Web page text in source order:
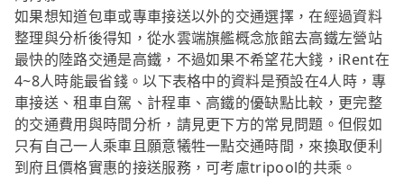
如果想知道包車或專車接送以外的交通選擇，在經過資料
整理與分析後得知，從水雲端旗艦概念旅館去高鐵左營站
最快的陸路交通是高鐵，不過如果不希望花大錢，iRent在
4~8人時能最省錢。以下表格中的資料是預設在4人時，專
車接送、租車自駕、計程車、高鐵的優缺點比較，更完整
的交通費用與時間分析，請見更下方的常見問題。但假如
只有自己一人乘車且願意犧牲一點交通時間，來換取便利
到府且價格實惠的接送服務，可考慮tripool的共乘。